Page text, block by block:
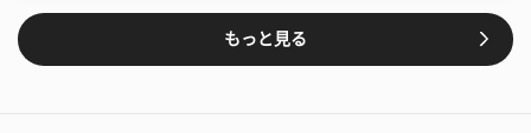
もっと見る